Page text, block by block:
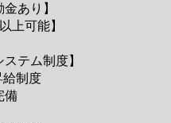
金あり】
上可能】
ステム制度】
制度
備